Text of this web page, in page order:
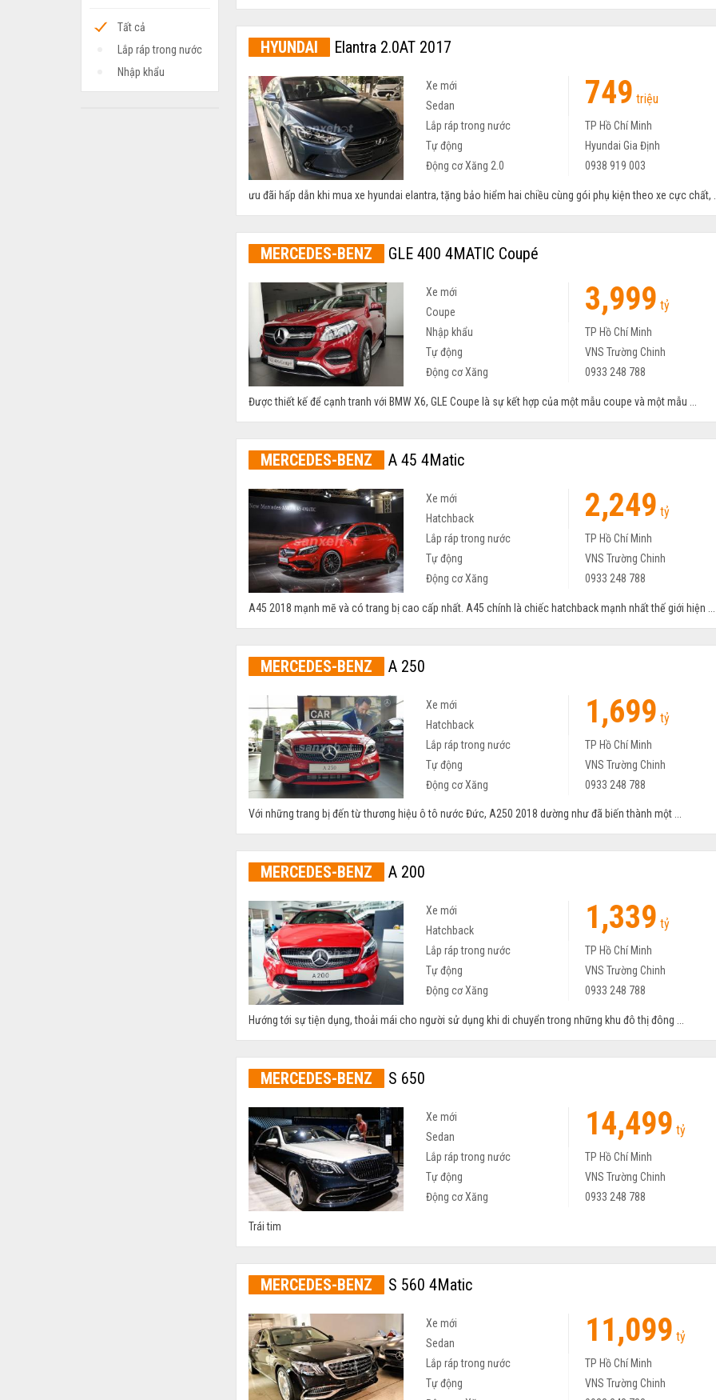
Tất cả
Lắp ráp trong nước
Nhập khẩu
HYUNDAI Elantra 2.0AT 2017
Xe mới 749 triệu
Sedan
Lắp ráp trong nước
TP Hồ Chí Minh
Tự động
Hyundai Gia Định
Động cơ Xăng 2.0
0938 919 003
ưu đãi hấp dẫn khi mua xe hyundai elantra, tặng bảo hiểm hai chiều cùng gói phụ kiện theo xe cực chất,
MERCEDES-BENZ GLE 400 4MATIC Coupé
Xe mới 3,999 tỷ
Coupe
Nhập khẩu
TP Hồ Chí Minh
Tự động
VNS Trường Chinh
Động cơ Xăng
0933 248 788
Được thiết kế để cạnh tranh với BMW X6, GLE Coupe là sự kết hợp của một mẫu coupe và một mẫu ...
MERCEDES-BENZ A 45 4Matic
Xe mới 2,249 tỷ
Hatchback
Lắp ráp trong nước
TP Hồ Chí Minh
Tự động
VNS Trường Chinh
Động cơ Xăng
0933 248 788
A45 2018 mạnh mẽ và có trang bị cao cấp nhất. A45 chính là chiếc hatchback mạnh nhất thế giới hiện ...
MERCEDES-BENZ A 250
Xe mới 1,699 tỷ
Hatchback
Lắp ráp trong nước
TP Hồ Chí Minh
Tự động
VNS Trường Chinh
Động cơ Xăng
0933 248 788
Với những trang bị đến từ thương hiệu ô tô nước Đức, A250 2018 dường như đã biến thành một ...
MERCEDES-BENZ A 200
Xe mới 1,339 tỷ
Hatchback
Lắp ráp trong nước
TP Hồ Chí Minh
Tự động
VNS Trường Chinh
Động cơ Xăng
0933 248 788
Hướng tới sự tiện dụng, thoải mái cho người sử dụng khi di chuyển trong những khu đô thị đông ...
MERCEDES-BENZ S 650
Xe mới 14,499 tỷ
Sedan
Lắp ráp trong nước
TP Hồ Chí Minh
Tự động
VNS Trường Chinh
Động cơ Xăng
0933 248 788
Trái tim
MERCEDES-BENZ S 560 4Matic
Xe mới 11,099 tỷ
Sedan
Lắp ráp trong nước
TP Hồ Chí Minh
Tự động
VNS Trường Chinh